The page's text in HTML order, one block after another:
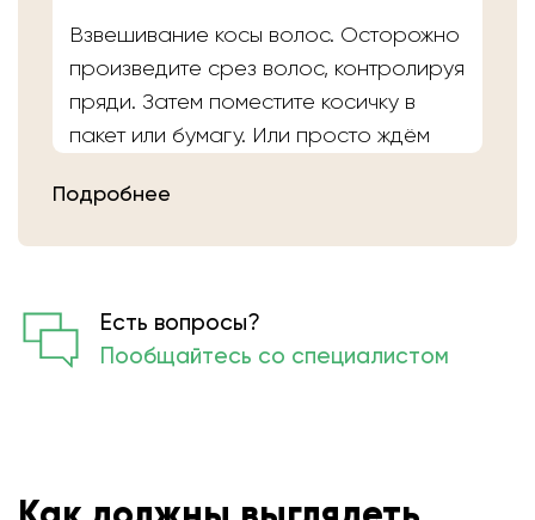
Взвешивание косы волос. Осторожно
произведите срез волос, контролируя
пряди. Затем поместите косичку в
пакет или бумагу. Или просто ждём
мастера выполнят срез волос и
Подробнее
Есть вопросы?
Пообщайтесь со специалистом